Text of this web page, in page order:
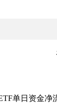
日资金净